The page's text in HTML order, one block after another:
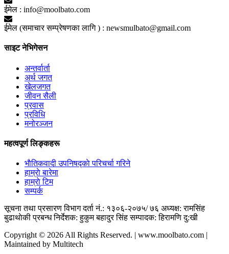
ईमेल : info@moolbato.com
ईमेल (समाचार सम्प्रेषणका लागि ) : newsmulbato@gmail.com
साइट नेभिगेसन
अन्तर्वार्ता
अर्थ जगत
खेलजगत
जीवन सैली
प्रवास
प्रविधि
मनोरञ्जन
महत्वपूर्ण लिङ्कहरू
भाैतिकवादी उपनिषद्काे परिचर्चा गरिने
हाम्राे बारेमा
हाम्राे टिम
सम्पर्क
सूचना तथा प्रसारण विभाग दर्ता नं.: १३०६-२०७५/ ७६ अध्यक्ष: रामसिंह
बुढाथाेकी प्रबन्ध निर्देशक: हुकुम बहादुर सिंह सम्पादक: हिरामणि दु:खी
Copyright © 2026 All Rights Reserved. | www.moolbato.com |
Maintained by Multitech